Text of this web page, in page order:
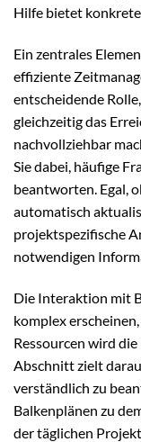
Hilfe bietet
Ein zentrales
effiziente
entscheidende
gleichzeitig das
nachvollziehbar
Sie dabei, häufige
beantworten. Egal,
automatisch
projektspezifische
notwendigen
Die Interaktion mit
komplex
Ressourcen wird
Abschnitt zielt
verständlich zu
Balkenplänen zu
der täglichen